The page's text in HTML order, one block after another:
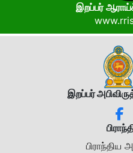
இறப்பர்
இறப்பர்